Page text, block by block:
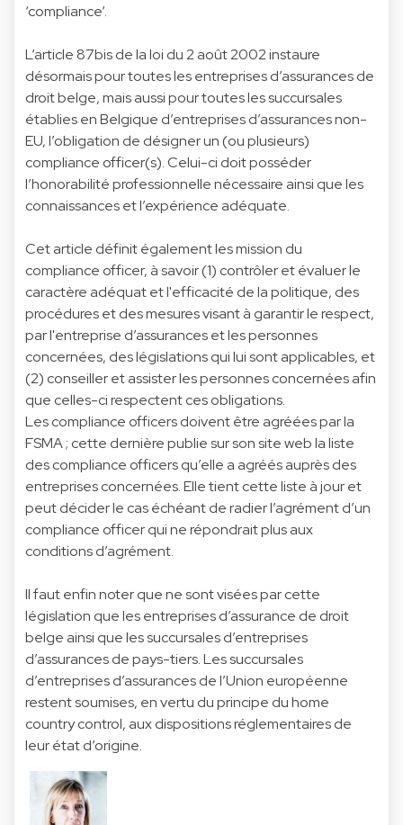
‘compliance’.
L’article 87bis de la loi du 2 août 2002 instaure
désormais pour toutes les entreprises d’assurances de
droit belge, mais aussi pour toutes les succursales
établies en Belgique d’entreprises d’assurances non-
EU, l’obligation de désigner un (ou plusieurs)
compliance officer(s). Celui-ci doit posséder
l’honorabilité professionnelle nécessaire ainsi que les
connaissances et l’expérience adéquate.
Cet article définit également les mission du
compliance officer, à savoir (1) contrôler et évaluer le
caractère adéquat et l'efficacité de la politique, des
procédures et des mesures visant à garantir le respect,
par l'entreprise d’assurances et les personnes
concernées, des législations qui lui sont applicables, et
(2) conseiller et assister les personnes concernées afin
que celles-ci respectent ces obligations.
Les compliance officers doivent être agréées par la
FSMA ; cette dernière publie sur son site web la liste
des compliance officers qu’elle a agréés auprès des
entreprises concernées. Elle tient cette liste à jour et
peut décider le cas échéant de radier l’agrément d’un
compliance officer qui ne répondrait plus aux
conditions d’agrément.
Il faut enfin noter que ne sont visées par cette
législation que les entreprises d’assurance de droit
belge ainsi que les succursales d’entreprises
d’assurances de pays-tiers. Les succursales
d’entreprises d’assurances de l’Union européenne
restent soumises, en vertu du principe du home
country control, aux dispositions réglementaires de
leur état d’origine.